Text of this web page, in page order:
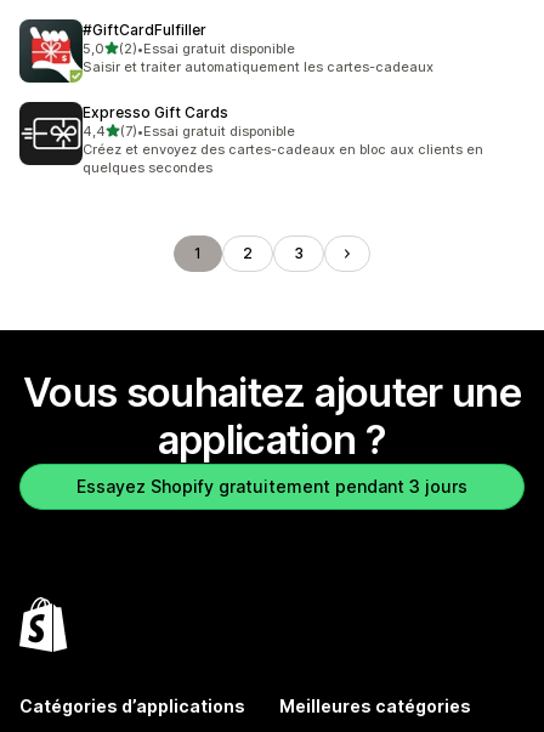
#GiftCardFulfiller
5,0étoile(s) sur 5
(2)
2 avis au total
•Essai gratuit disponible
Saisir et traiter automatiquement les cartes-cadeaux
Expresso Gift Cards
4,4étoile(s) sur 5
(7)
7 avis au total
•Essai gratuit disponible
Créez et envoyez des cartes-cadeaux en bloc aux clients en
quelques secondes
1 2 3
Vous souhaitez ajouter une
application ?
Essayez Shopify gratuitement pendant 3 jours
Catégories d’applications Meilleures catégories